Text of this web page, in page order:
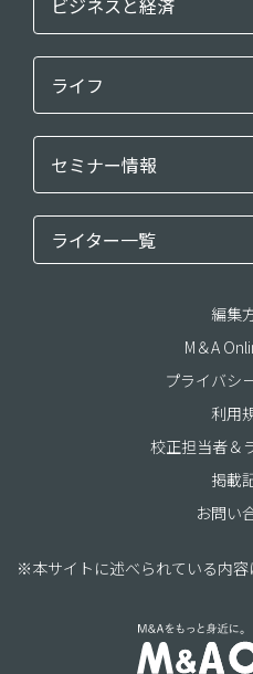
ビジネスと経済
ライフ
セミナー情報
ライター一覧
編集
M＆A
プライバシ
利用
校正担当者＆
掲載
お問い
※本サイトに述べられている内容